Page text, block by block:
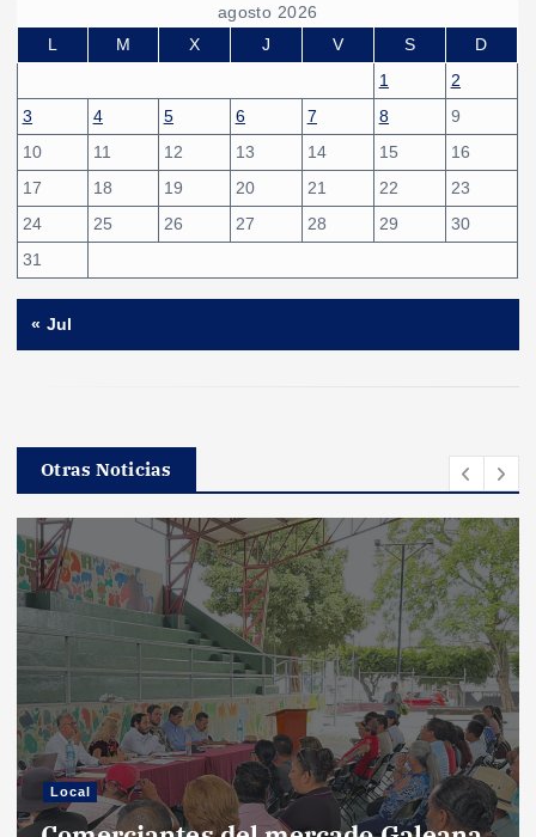
agosto 2026
L
M X J V S
D
1
2
3
4 5 6 7 8
9
10
11 12 13 14 15
16
17
18 19 20 21 22
23
24
25 26 27 28 29
30
31
« Jul
Otras Noticias
Local